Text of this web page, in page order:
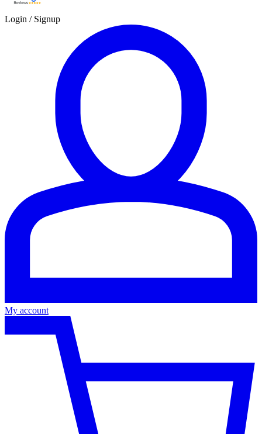
Login / Signup
My account